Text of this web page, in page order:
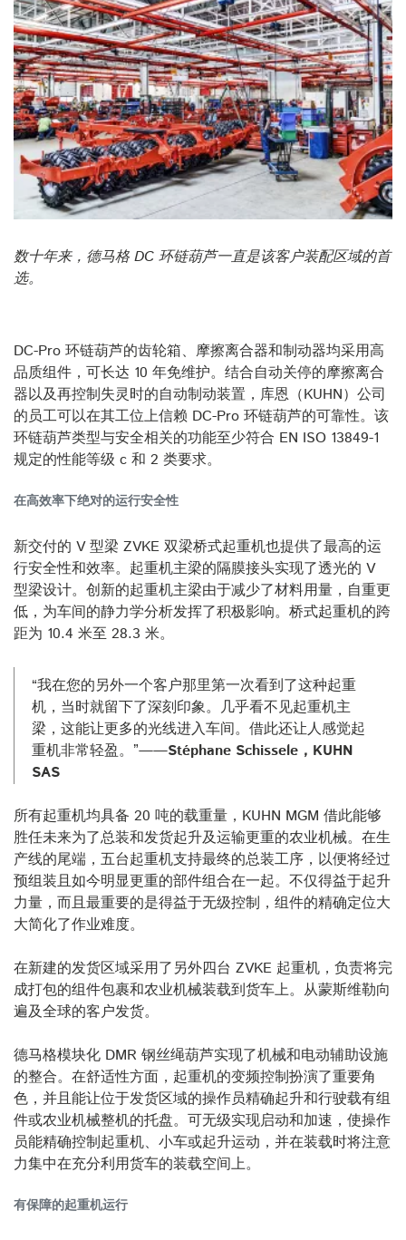
数十年来，德马格 DC 环链葫芦一直是该客户装配区域的首
选。
DC-Pro 环链葫芦的齿轮箱、摩擦离合器和制动器均采用高
品质组件，可长达 10 年免维护。结合自动关停的摩擦离合
器以及再控制失灵时的自动制动装置，库恩（KUHN）公司
的员工可以在其工位上信赖 DC-Pro 环链葫芦的可靠性。该
环链葫芦类型与安全相关的功能至少符合 EN ISO 13849-1
规定的性能等级 c 和 2 类要求。
在高效率下绝对的运行安全性
新交付的 V 型梁 ZVKE 双梁桥式起重机也提供了最高的运
行安全性和效率。起重机主梁的隔膜接头实现了透光的 V
型梁设计。创新的起重机主梁由于减少了材料用量，自重更
低，为车间的静力学分析发挥了积极影响。桥式起重机的跨
距为 10.4 米至 28.3 米。
“我在您的另外一个客户那里第一次看到了这种起重
机，当时就留下了深刻印象。几乎看不见起重机主
梁，这能让更多的光线进入车间。借此还让人感觉起
重机非常轻盈。”——Stéphane Schissele，KUHN
SAS
所有起重机均具备 20 吨的载重量，KUHN MGM 借此能够
胜任未来为了总装和发货起升及运输更重的农业机械。在生
产线的尾端，五台起重机支持最终的总装工序，以便将经过
预组装且如今明显更重的部件组合在一起。不仅得益于起升
力量，而且最重要的是得益于无级控制，组件的精确定位大
大简化了作业难度。
在新建的发货区域采用了另外四台 ZVKE 起重机，负责将完
成打包的组件包裹和农业机械装载到货车上。从蒙斯维勒向
遍及全球的客户发货。
德马格模块化 DMR 钢丝绳葫芦实现了机械和电动辅助设施
的整合。在舒适性方面，起重机的变频控制扮演了重要角
色，并且能让位于发货区域的操作员精确起升和行驶载有组
件或农业机械整机的托盘。可无级实现启动和加速，使操作
员能精确控制起重机、小车或起升运动，并在装载时将注意
力集中在充分利用货车的装载空间上。
有保障的起重机运行